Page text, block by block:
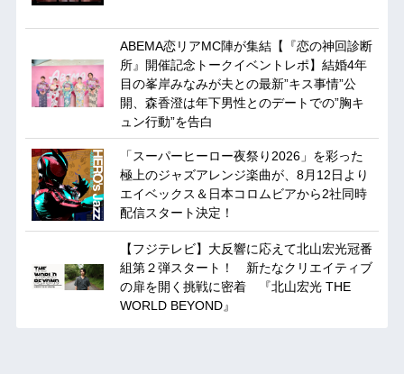
ABEMA恋リアMC陣が集結【『恋の神回診断
所』開催記念トークイベントレポ】結婚4年
目の峯岸みなみが夫との最新”キス事情”公
開、森香澄は年下男性とのデートでの”胸キ
ュン行動”を告白
「スーパーヒーロー夜祭り2026」を彩った
極上のジャズアレンジ楽曲が、8月12日より
エイベックス＆日本コロムビアから2社同時
配信スタート決定！
【フジテレビ】大反響に応えて北山宏光冠番
組第２弾スタート！ 新たなクリエイティブ
の扉を開く挑戦に密着 『北山宏光 THE
WORLD BEYOND』